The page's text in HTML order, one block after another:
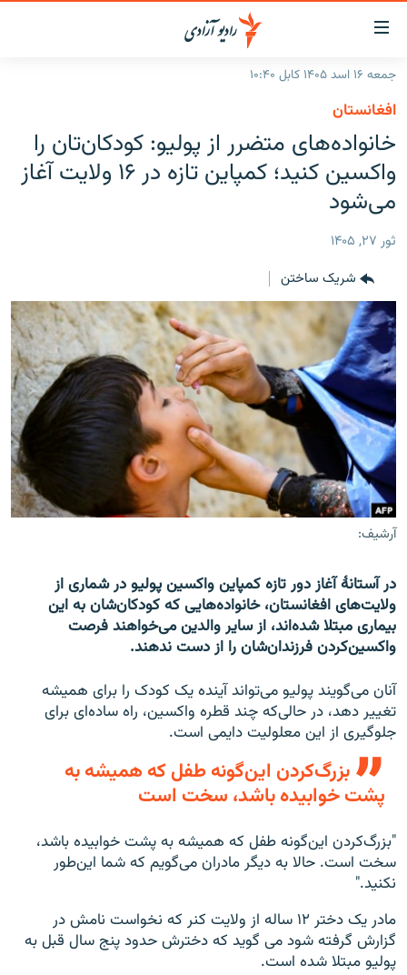
لینک‌های
قابل
دسترسی
به
متن
اصلی
بازگشت
منوی
اصلی
صفحه
جستجو
گزارش‌ها
افغانستان
منطقه
خبرها
افغانستان
جدول نشرات
مجموعه تصویری
ورزش
بحران مهاجرت
'کووید-۱۹'
تماس
صفحه پشتو
Azadi English
همۀ سایت‌های رادیو آزادی/ رادیو اروپای آزاد
جمعه ۱۶ اسد ۱۴۰۵ کابل ۱۰:۴۰
افغانستان
خانواده‌های متضرر از پولیو: کودکان‌تان را
واکسین کنید؛ کمپاین تازه در ۱۶ ولایت آغاز
می‌شود
ثور ۲۷, ۱۴۰۵
شریک ساختن
آرشیف:
در آستانۀ آغاز دور تازه‌ کمپاین واکسین پولیو در شماری از
ولایت‌های افغانستان، خانواده‌هایی که کودکان‌شان به این
بیماری مبتلا شده‌اند، از سایر والدین می‌خواهند فرصت
واکسین‌کردن فرزندان‌شان را از دست ندهند.
آنان می‌گویند پولیو می‌تواند آینده‌ یک کودک را برای همیشه
تغییر دهد، در حالی‌که چند قطره واکسین، راه ساده‌ای برای
جلوگیری از این معلولیت دایمی است.
بزرگ‌کردن این‌گونه طفل که همیشه به
پشت خوابیده باشد، سخت است
"بزرگ‌کردن این‌گونه طفل که همیشه به پشت خوابیده باشد،
سخت است. حالا به دیگر مادران می‌گویم که شما این‌طور
نکنید."
مادر یک دختر ۱۲ ساله از ولایت کنر که نخواست نامش در
گزارش گرفته شود می گوید که دخترش حدود پنج سال قبل به
پولیو مبتلا شده است.